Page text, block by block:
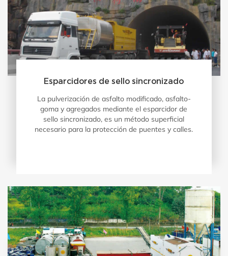
Esparcidores de sello sincronizado
La pulverización de asfalto modificado, asfalto-
goma y agregados mediante el esparcidor de
sello sincronizado, es un método superficial
necesario para la protección de puentes y calles.